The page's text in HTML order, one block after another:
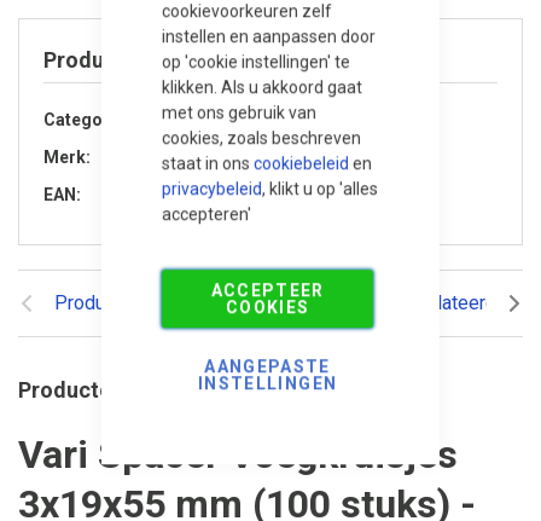
cookievoorkeuren zelf
instellen en aanpassen door
op 'cookie instellingen' te
klikken. Als u akkoord gaat
met ons gebruik van
cookies, zoals beschreven
staat in ons cookiebeleid en
privacybeleid, klikt u op 'alles
accepteren'
ACCEPTEER
COOKIES
AANGEPASTE
INSTELLINGEN
Productomschrijving Reviews Gerelateerde
Productomschrijving
Vari Spacer Voegkruisjes
3x19x55 mm (100 stuks) -
Product specificaties
Categorie
Accessoires
Merk
Varistone
EAN
8717985001909